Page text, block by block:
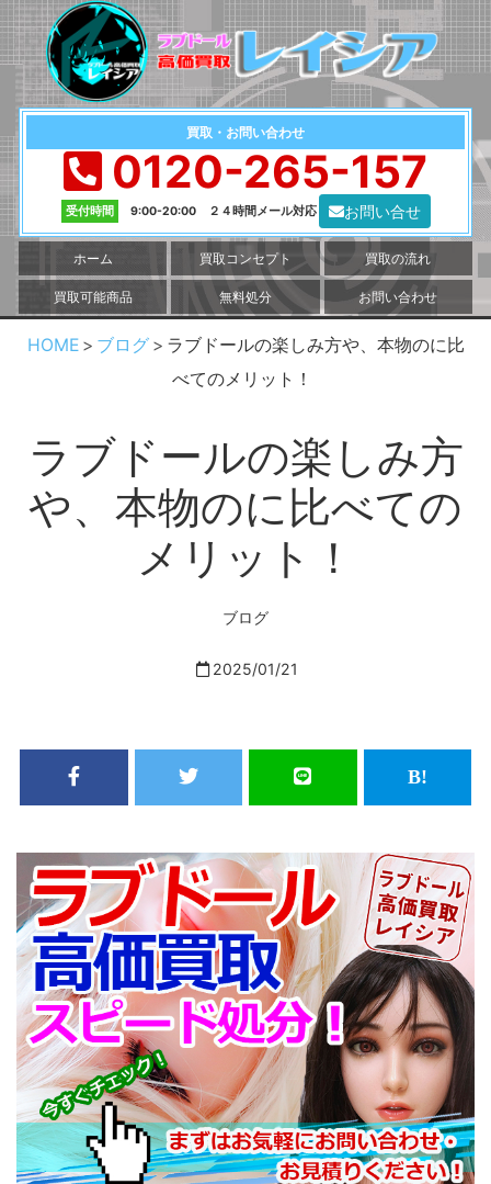
買取・お問い合わせ
0120-265-157
受付時間 9:00-20:00 ２４時間メール対応 お問い合せ
ホーム 買取コンセプト 買取の流れ
買取可能商品 無料処分 お問い合わせ
HOME ブログ
ラブドールの楽しみ方や、本物のに比
べてのメリット！
ラブドールの楽しみ方
や、本物のに比べての
メリット！
ブログ
2025/01/21